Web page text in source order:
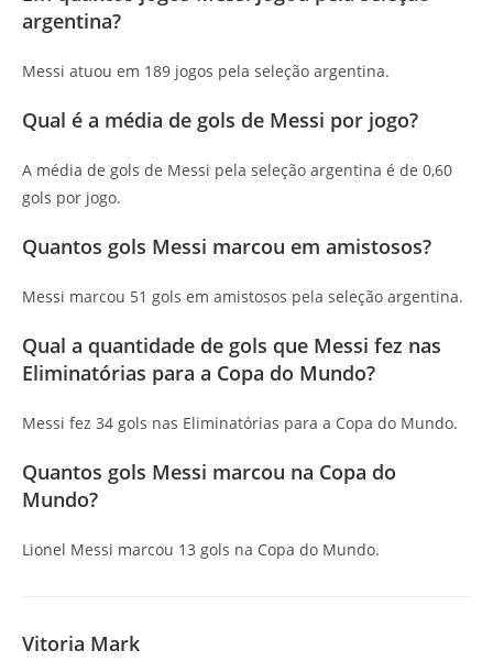
argentina?
Messi atuou em 189 jogos pela seleção argentina.
Qual é a média de gols de Messi por jogo?
A média de gols de Messi pela seleção argentina é de 0,60
gols por jogo.
Quantos gols Messi marcou em amistosos?
Messi marcou 51 gols em amistosos pela seleção argentina.
Qual a quantidade de gols que Messi fez nas
Eliminatórias para a Copa do Mundo?
Messi fez 34 gols nas Eliminatórias para a Copa do Mundo.
Quantos gols Messi marcou na Copa do
Mundo?
Lionel Messi marcou 13 gols na Copa do Mundo.
Vitoria Mark